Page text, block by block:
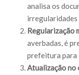
analisa os
irregularidades
Regularização
averbadas, é
prefeitura para
Atualização